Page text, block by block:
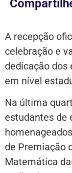
A recepção
celebração e
dedicação dos
em nível
Na última
estudantes de
de Premiação
Matemática